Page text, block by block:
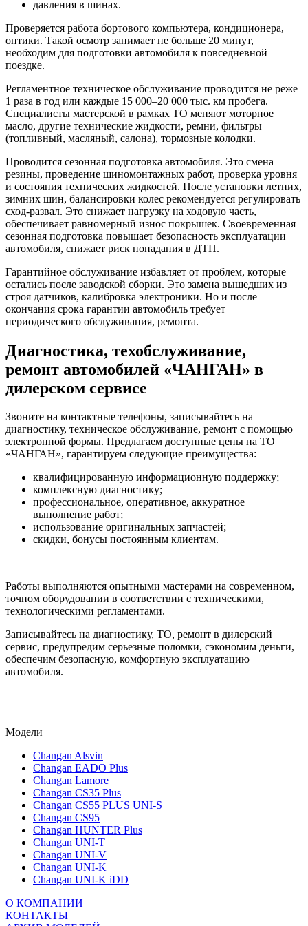
давления в шинах.
Проверяется работа бортового компьютера, кондиционера,
оптики. Такой осмотр занимает не больше 20 минут,
необходим для подготовки автомобиля к повседневной
поездке.
Регламентное техническое обслуживание проводится не реже
1 раза в год или каждые 15 000–20 000 тыс. км пробега.
Специалисты мастерской в рамках ТО меняют моторное
масло, другие технические жидкости, ремни, фильтры
(топливный, масляный, салона), тормозные колодки.
Проводится сезонная подготовка автомобиля. Это смена
резины, проведение шиномонтажных работ, проверка уровня
и состояния технических жидкостей. После установки летних,
зимних шин, балансировки колес рекомендуется регулировать
сход-развал. Это снижает нагрузку на ходовую часть,
обеспечивает равномерный износ покрышек. Своевременная
сезонная подготовка повышает безопасность эксплуатации
автомобиля, снижает риск попадания в ДТП.
Гарантийное обслуживание избавляет от проблем, которые
остались после заводской сборки. Это замена вышедших из
строя датчиков, калибровка электроники. Но и после
окончания срока гарантии автомобиль требует
периодического обслуживания, ремонта.
Диагностика, техобслуживание,
ремонт автомобилей «ЧАНГАН» в
дилерском сервисе
Звоните на контактные телефоны, записывайтесь на
диагностику, техническое обслуживание, ремонт с помощью
электронной формы. Предлагаем доступные цены на ТО
«ЧАНГАН», гарантируем следующие преимущества:
квалифицированную информационную поддержку;
комплексную диагностику;
профессиональное, оперативное, аккуратное
выполнение работ;
использование оригинальных запчастей;
скидки, бонусы постоянным клиентам.
Работы выполняются опытными мастерами на современном,
точном оборудовании в соответствии с техническими,
технологическими регламентами.
Записывайтесь на диагностику, ТО, ремонт в дилерский
сервис, предупредим серьезные поломки, сэкономим деньги,
обеспечим безопасную, комфортную эксплуатацию
автомобиля.
Модели
Changan Alsvin
Changan EADO Plus
Changan Lamore
Changan CS35 Plus
Changan CS55 PLUS UNI-S
Changan CS95
Changan HUNTER Plus
Changan UNI-T
Changan UNI-V
Changan UNI-K
Changan UNI-K iDD
О КОМПАНИИ
КОНТАКТЫ